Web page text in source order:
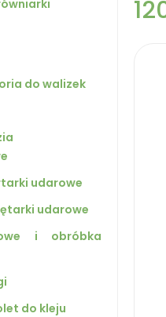
do walizek
udarowe
udarowe
i obróbka
do kleju